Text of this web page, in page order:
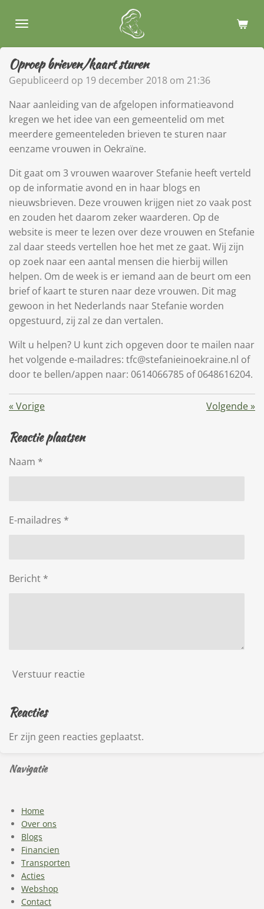
direct
de
hoofdinhoud
Oproep brieven/kaart sturen
Gepubliceerd op 19 december 2018 om 21:36
Naar aanleiding van de afgelopen informatieavond
kregen we het idee van een gemeentelid om met
meerdere gemeenteleden brieven te sturen naar
eenzame vrouwen in Oekraïne.
Dit gaat om 3 vrouwen waarover Stefanie heeft verteld
op de informatie avond en in haar blogs en
nieuwsbrieven. Deze vrouwen krijgen niet zo vaak post
en zouden het daarom zeker waarderen. Op de
website is meer te lezen over deze vrouwen en Stefanie
zal daar steeds vertellen hoe het met ze gaat. Wij zijn
op zoek naar een aantal mensen die hierbij willen
helpen. Om de week is er iemand aan de beurt om een
brief of kaart te sturen naar deze vrouwen. Dit mag
gewoon in het Nederlands naar Stefanie worden
opgestuurd, zij zal ze dan vertalen.
Wilt u helpen? U kunt zich opgeven door te mailen naar
het volgende e-mailadres: tfc@stefanieinoekraine.nl of
door te bellen/appen naar: 0614066785 of 0648616204.
« Vorige Volgende»
Reactie plaatsen
Naam *
E-mailadres *
Bericht *
Verstuur reactie
Reacties
Er zijn geen reacties geplaatst.
Navigatie
Home
Over ons
Blogs
Financien
Transporten
Acties
Webshop
Contact